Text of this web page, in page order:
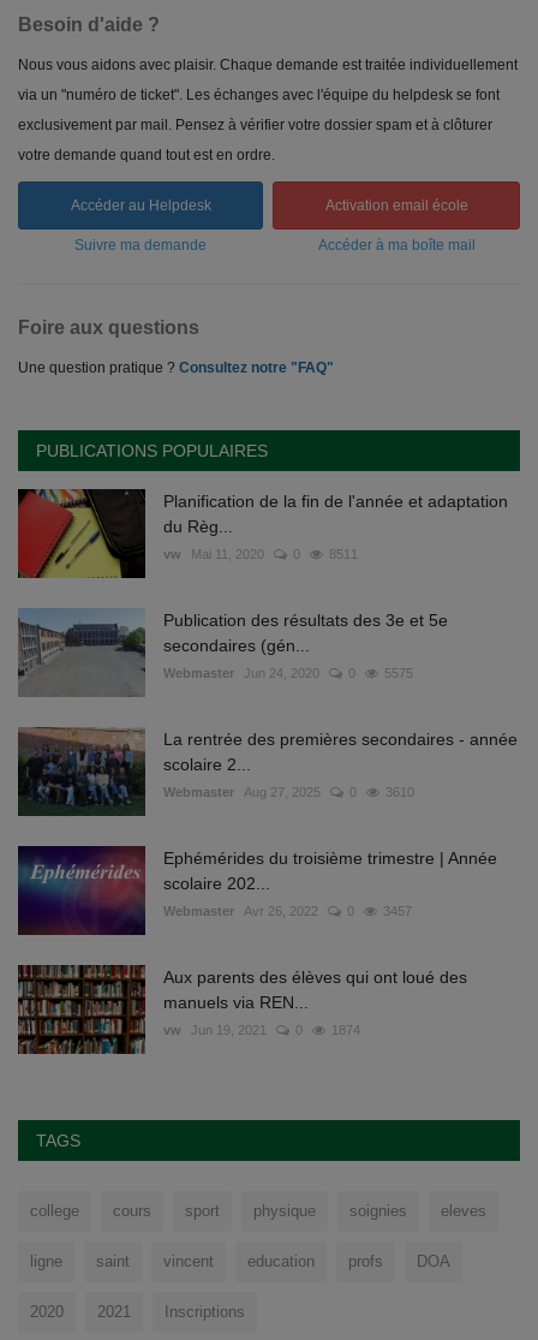
Besoin d'aide ?
Nous vous aidons avec plaisir. Chaque demande est traitée individuellement
via un "numéro de ticket". Les échanges avec l'équipe du helpdesk se font
exclusivement par mail. Pensez à vérifier votre dossier spam et à clôturer
votre demande quand tout est en ordre.
Accéder au Helpdesk Activation email école
Suivre ma demande Accéder à ma boîte mail
Foire aux questions
Une question pratique ? Consultez notre "FAQ"
PUBLICATIONS POPULAIRES
Planification de la fin de l'année et adaptation
du Règ...
vw Mai 11, 2020 0 8511
Publication des résultats des 3e et 5e
secondaires (gén...
Webmaster Jun 24, 2020 0 5575
La rentrée des premières secondaires - année
scolaire 2...
Webmaster Aug 27, 2025 0 3610
Ephémérides du troisième trimestre | Année
scolaire 202...
Webmaster Avr 26, 2022 0 3457
Aux parents des élèves qui ont loué des
manuels via REN...
vw Jun 19, 2021 0 1874
TAGS
college cours sport physique soignies eleves
ligne saint vincent education profs DOA
2020 2021 Inscriptions